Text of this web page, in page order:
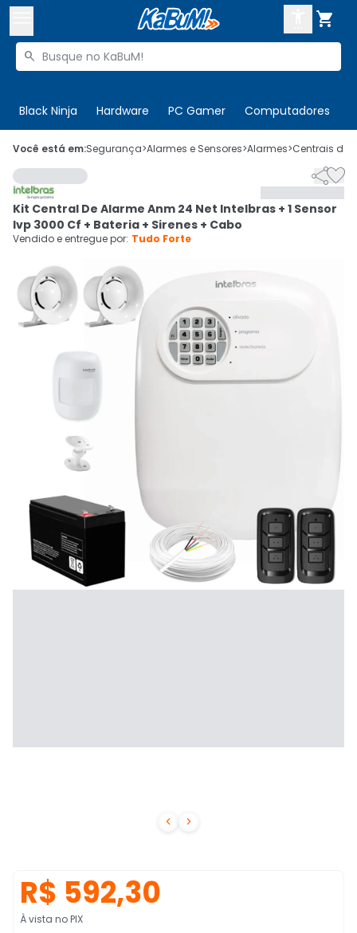

Buscar produtos

Black Ninja Hardware PC Gamer Computadores
 Olá. Acesse sua conta
 Departamentos
Cupons
Ativar tradutor em libras
CADASTRE-SE
Você está em:Segurança>Alarmes e Sensores>Alarmes>Centrais de
 

Kit Central De Alarme Anm 24 Net Intelbras + 1 Sensor
Ivp 3000 Cf + Bateria + Sirenes + Cabo
Vendido e entregue por: Tudo Forte
R$ 592,30
À vista no PIX